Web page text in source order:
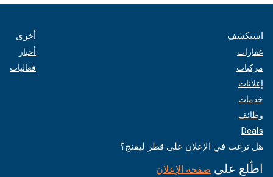
استكشف
عقارات
مركبات
إعلانات
خدمات
وظائف
Deals
أخرى
أخبار
فعاليات
هل ترغب في الإعلان على قطر ليفنج؟
اطّلع على صفحة الإعلان